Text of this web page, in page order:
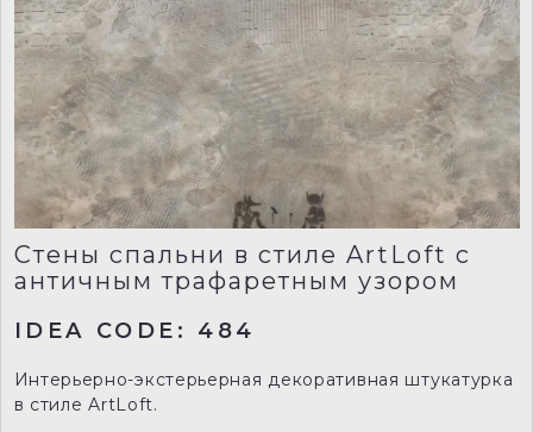
Стены спальни в стиле ArtLoft с
античным трафаретным узором
IDEA CODE: 484
Интерьерно-экстерьерная декоративная штукатурка
в стиле ArtLoft.